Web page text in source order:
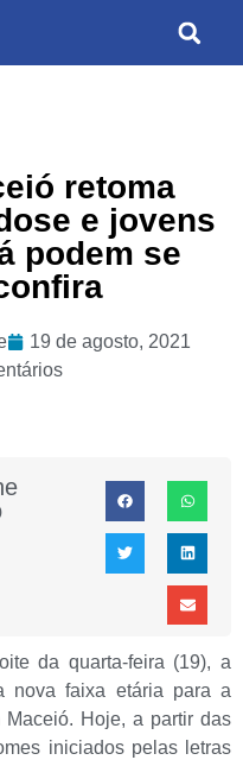
retoma
e jovens
podem se
19 de agosto, 2021
da quarta-feira (19), a
nova faixa etária para a
Hoje, a partir das
iniciados pelas letras